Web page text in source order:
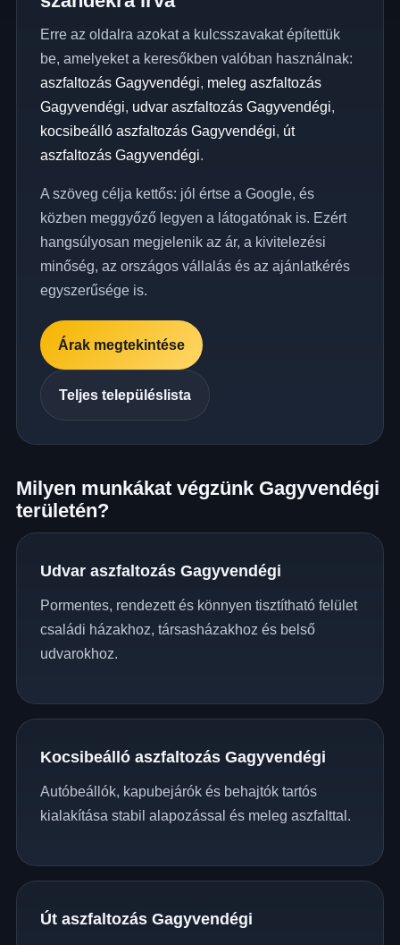
Erre az oldalra azokat a kulcsszavakat építettük
be, amelyeket a keresőkben valóban használnak:
aszfaltozás Gagyvendégi, meleg aszfaltozás
Gagyvendégi, udvar aszfaltozás Gagyvendégi,
kocsibeálló aszfaltozás Gagyvendégi, út
aszfaltozás Gagyvendégi.
A szöveg célja kettős: jól értse a Google, és
közben meggyőző legyen a látogatónak is. Ezért
hangsúlyosan megjelenik az ár, a kivitelezési
minőség, az országos vállalás és az ajánlatkérés
egyszerűsége is.
Árak megtekintése
Teljes településlista
Milyen munkákat végzünk Gagyvendégi
területén?
Udvar aszfaltozás Gagyvendégi
Pormentes, rendezett és könnyen tisztítható felület
családi házakhoz, társasházakhoz és belső
udvarokhoz.
Kocsibeálló aszfaltozás Gagyvendégi
Autóbeállók, kapubejárók és behajtók tartós
kialakítása stabil alapozással és meleg aszfalttal.
Út aszfaltozás Gagyvendégi